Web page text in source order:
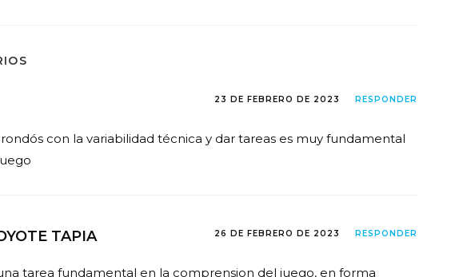
23 DE FEBRERO DE 2023 RESPONDER
con la variabilidad técnica y dar tareas es muy fundamental
TAPIA 26 DE FEBRERO DE 2023 RESPONDER
tarea fundamental en la comprension del juego, en forma